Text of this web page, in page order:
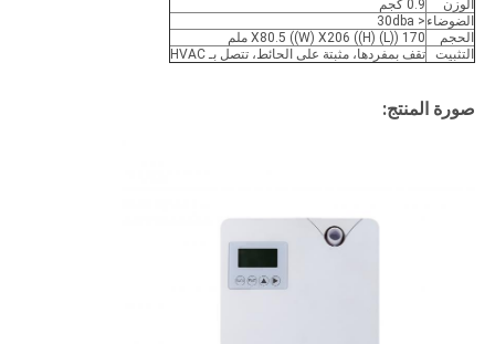
الوزن
0.9 كجم
الضوضاء < 30dba
الحجم
170 ((L) X80.5 ((W) X206 ((H) ملم
التثبيت
تقف بمفردها، مثبتة على الحائط، تتصل بـ HVAC
صورة المنتج: